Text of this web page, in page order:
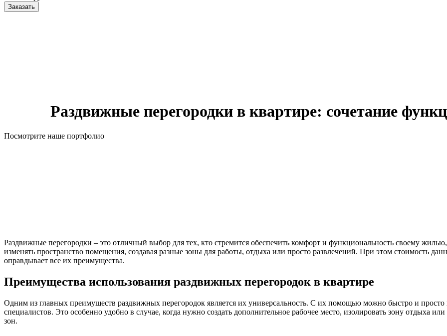
Заказать
Раздвижные перегородки в квартире: сочетание
Посмотрите наше портфолио
Раздвижные перегородки – это отличный выбор для тех, кто стремится обеспечить комфорт и функциональность своему
изменять пространство помещения, создавая разные зоны для работы, отдыха или просто развлечений. При этом стоимость
оправдывает все их преимущества.
Преимущества использования раздвижных перегородок в квартире
Одним из главных преимуществ раздвижных перегородок является их универсальность. С их помощью можно быстро и
специалистов. Это особенно удобно в случае, когда нужно создать дополнительное рабочее место, изолировать зону отдыха
зон.